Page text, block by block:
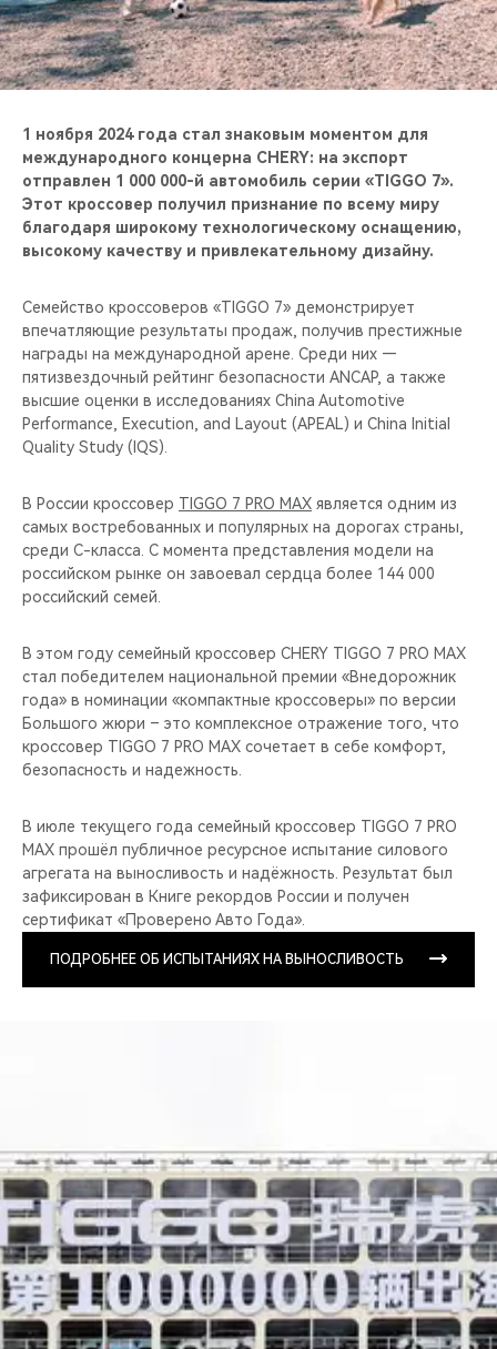
CHERY И СПОРТ
ВИДЕООБЗОРЫ
CHERY ДЛЯ ДЕТЕЙ
1 ноября 2024 года стал знаковым моментом для
международного концерна CHERY: на экспорт
отправлен 1 000 000-й автомобиль серии «TIGGO 7».
Этот кроссовер получил признание по всему миру
благодаря широкому технологическому оснащению,
высокому качеству и привлекательному дизайну.
Семейство кроссоверов «TIGGO 7» демонстрирует
впечатляющие результаты продаж, получив престижные
награды на международной арене. Среди них —
пятизвездочный рейтинг безопасности ANCAP, а также
высшие оценки в исследованиях China Automotive
Performance, Execution, and Layout (APEAL) и China Initial
Quality Study (IQS).
В России кроссовер TIGGO 7 PRO MAX является одним из
самых востребованных и популярных на дорогах страны,
среди C-класса. С момента представления модели на
российском рынке он завоевал сердца более 144 000
российский семей.
В этом году семейный кроссовер CHERY TIGGO 7 PRO MAX
стал победителем национальной премии «Внедорожник
года» в номинации «компактные кроссоверы» по версии
Большого жюри – это комплексное отражение того, что
кроссовер TIGGO 7 PRO MAX сочетает в себе комфорт,
безопасность и надежность.
В июле текущего года семейный кроссовер TIGGO 7 PRO
MAX прошёл публичное ресурсное испытание силового
агрегата на выносливость и надёжность. Результат был
зафиксирован в Книге рекордов России и получен
сертификат «Проверено Авто Года».
ПОДРОБНЕЕ ОБ ИСПЫТАНИЯХ НА ВЫНОСЛИВОСТЬ